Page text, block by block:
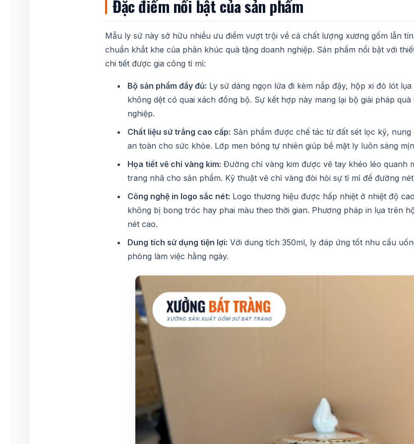
Đặc điểm nổi bật của sản phẩm
Mẫu ly sứ này sở hữu nhiều ưu điểm vượt trội về cả chất lượng xương gốm lẫn
chuẩn khắt khe của phân khúc quà tặng doanh nghiệp. Sản phẩm nổi bật với
chi tiết được gia công tỉ mỉ:
Bộ sản phẩm đầy đủ: Ly sứ dáng ngọn lửa đi kèm nắp đậy, hộp xi đỏ lót
không dệt có quai xách đồng bộ. Sự kết hợp này mang lại bộ giải pháp
nghiệp.
Chất liệu sứ trắng cao cấp: Sản phẩm được chế tác từ đất sét lọc kỹ,
an toàn cho sức khỏe. Lớp men bóng tự nhiên giúp bề mặt ly luôn sáng
Họa tiết vẽ chỉ vàng kim: Đường chỉ vàng kim được vẽ tay khéo léo quanh
trang nhã cho sản phẩm. Kỹ thuật vẽ chỉ vàng đòi hỏi sự tỉ mỉ để đường
Công nghệ in logo sắc nét: Logo thương hiệu được hấp nhiệt ở nhiệt độ
không bị bong tróc hay phai màu theo thời gian. Phương pháp in lụa trên
nét cao.
Dung tích sử dụng tiện lợi: Với dung tích 350ml, ly đáp ứng tốt nhu cầu
phòng làm việc hằng ngày.